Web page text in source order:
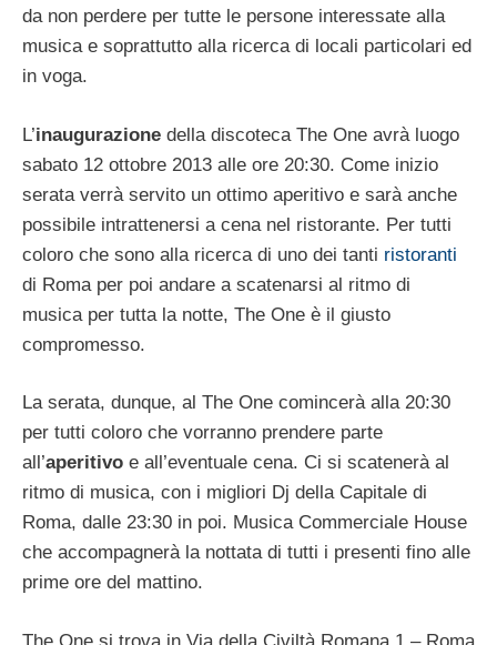
da non perdere per tutte le persone interessate alla
musica e soprattutto alla ricerca di locali particolari ed
in voga.
L’inaugurazione della discoteca The One avrà luogo
sabato 12 ottobre 2013 alle ore 20:30. Come inizio
serata verrà servito un ottimo aperitivo e sarà anche
possibile intrattenersi a cena nel ristorante. Per tutti
coloro che sono alla ricerca di uno dei tanti ristoranti
di Roma per poi andare a scatenarsi al ritmo di
musica per tutta la notte, The One è il giusto
compromesso.
La serata, dunque, al The One comincerà alla 20:30
per tutti coloro che vorranno prendere parte
all’aperitivo e all’eventuale cena. Ci si scatenerà al
ritmo di musica, con i migliori Dj della Capitale di
Roma, dalle 23:30 in poi. Musica Commerciale House
che accompagnerà la nottata di tutti i presenti fino alle
prime ore del mattino.